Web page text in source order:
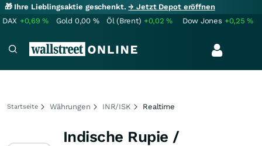
🎁 Ihre Lieblingsaktie geschenkt.→ Jetzt Depot eröffnen
DAX +0,69% Gold 0,00 % Öl (Brent) +0,02% Dow Jones +0,25%
Startseite Währungen INR/ISK Realtime
Indische Rupie /